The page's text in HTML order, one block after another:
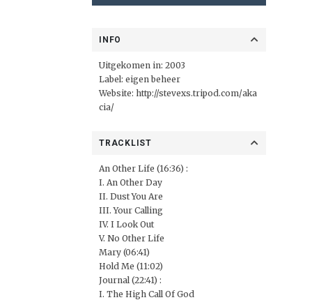
INFO
Uitgekomen in: 2003
Label: eigen beheer
Website: http://stevexs.tripod.com/aka
cia/
TRACKLIST
An Other Life (16:36) :
I. An Other Day
II. Dust You Are
III. Your Calling
IV. I Look Out
V. No Other Life
Mary (06:41)
Hold Me (11:02)
Journal (22:41) :
I. The High Call Of God